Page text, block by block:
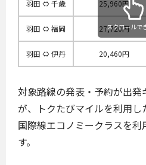
羽田 ⇔ 千歳 25,960円
羽田 ⇔ 福岡 27,720円
羽田 ⇔ 伊丹 20,460円
スクロールで
対象路線の発表・予約が出
が、トクたびマイルを利用し
国際線エコノミークラスを
す。